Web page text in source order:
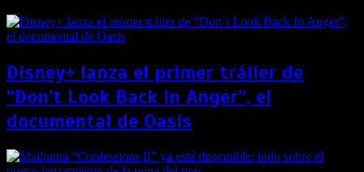
Disney+ lanza el primer tráiler de
“Don’t Look Back In Anger”, el
documental de Oasis